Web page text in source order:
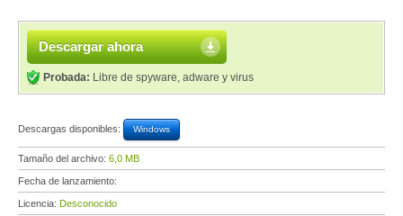
Descargar ahora
Probada: Libre de spyware, adware y virus
Descargas disponibles: Windows
Tamaño del archivo: 6,0 MB
Fecha de lanzamiento:
Licencia: Desconocido